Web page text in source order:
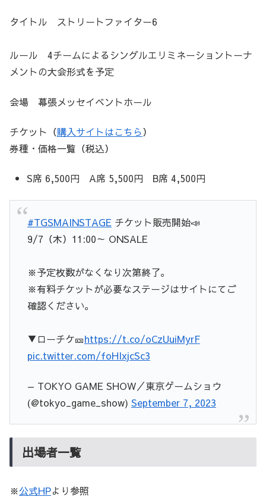
タイトル ストリートファイター6
ルール 4チームによるシングルエリミネーショントーナ
メントの大会形式を予定
会場 幕張メッセイベントホール
チケット（購入サイトはこちら）
券種・価格一覧（税込）
S席 6,500円 A席 5,500円 B席 4,500円
#TGSMAINSTAGE チケット販売開始📣
9/7（木）11:00～ ONSALE
※予定枚数がなくなり次第終了。
※有料チケットが必要なステージはサイトにてご
確認ください。
▼ローチケ🎫https://t.co/oCzUuiMyrF
pic.twitter.com/foHIxjcSc3
— TOKYO GAME SHOW／東京ゲームショウ
(@tokyo_game_show) September 7, 2023
出場者一覧
※公式HPより参照